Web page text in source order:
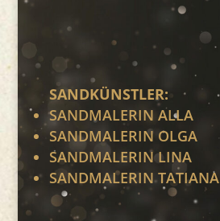
SANDKÜNSTLER:
SANDMALERIN ALLA
SANDMALERIN OLGA
SANDMALERIN LINA
SANDMALERIN TATIANA